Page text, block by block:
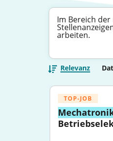
Im Bereich
arbeiten.
Relevanz
TOP-JOB